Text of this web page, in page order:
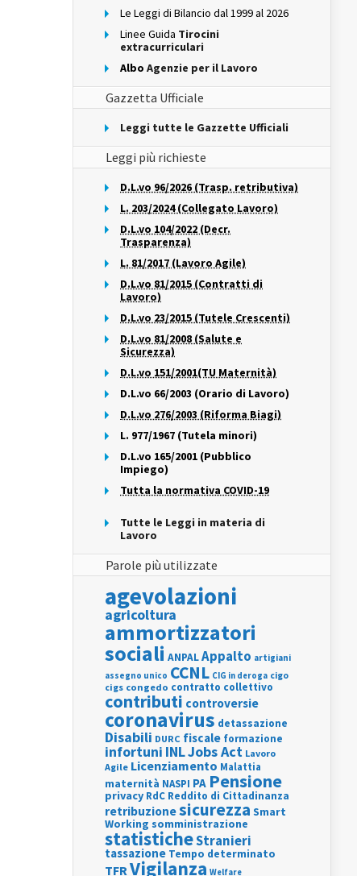
Le Leggi di Bilancio dal 1999 al 2026
Linee Guida Tirocini
extracurriculari
Albo Agenzie per il Lavoro
Gazzetta Ufficiale
Leggi tutte le Gazzette Ufficiali
Leggi più richieste
D.L.vo 96/2026 (Trasp. retributiva)
L. 203/2024 (Collegato Lavoro)
D.L.vo 104/2022 (Decr.
Trasparenza)
L. 81/2017 (Lavoro Agile)
D.L.vo 81/2015 (Contratti di
Lavoro)
D.L.vo 23/2015 (Tutele Crescenti)
D.L.vo 81/2008 (Salute e
Sicurezza)
D.L.vo 151/2001(TU Maternità)
D.L.vo 66/2003 (Orario di Lavoro)
D.L.vo 276/2003 (Riforma Biagi)
L. 977/1967 (Tutela minori)
D.L.vo 165/2001 (Pubblico
Impiego)
Tutta la normativa COVID-19
Tutte le Leggi in materia di
Lavoro
Parole più utilizzate
agevolazioni
agricoltura
ammortizzatori
sociali ANPALAppalto artigiani
assegno unico CCNL CIG in deroga cigo
cigs congedo contratto collettivo
contributi controversie
coronavirus detassazione
Disabili DURC fiscale formazione
infortuni INLJobs Act Lavoro
Agile Licenziamento Malattia
maternità NASPI PA Pensione
privacy RdC Reddito di Cittadinanza
retribuzionesicurezza Smart
Working somministrazione
statisticheStranieri
tassazione Tempo determinato
TFRVigilanza Welfare